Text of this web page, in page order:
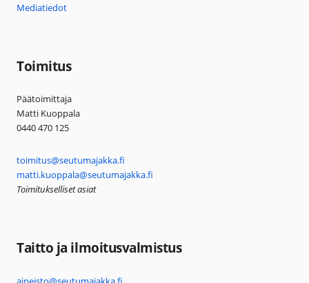
Mediatiedot
Toimitus
Päätoimittaja
Matti Kuoppala
0440 470 125
toimitus@seutumajakka.fi
matti.kuoppala@seutumajakka.fi
Toimitukselliset asiat
Taitto ja ilmoitusvalmistus